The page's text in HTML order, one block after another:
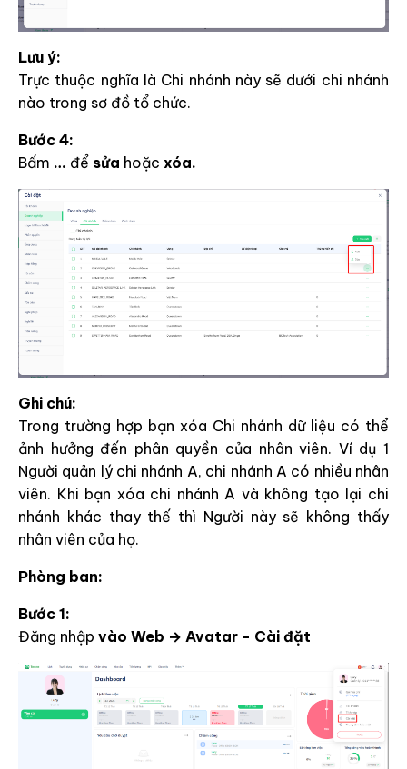
Lưu ý:
Trực thuộc nghĩa là Chi nhánh này sẽ dưới chi nhánh
nào trong sơ đồ tổ chức.
Bước 4:
Bấm … để sửa hoặc xóa.
Ghi chú:
Trong trường hợp bạn xóa Chi nhánh dữ liệu có thể
ảnh hưởng đến phân quyền của nhân viên. Ví dụ 1
Người quản lý chi nhánh A, chi nhánh A có nhiều nhân
viên. Khi bạn xóa chi nhánh A và không tạo lại chi
nhánh khác thay thế thì Người này sẽ không thấy
nhân viên của họ.
Phòng ban:
Bước 1:
Đăng nhập vào Web → Avatar - Cài đặt